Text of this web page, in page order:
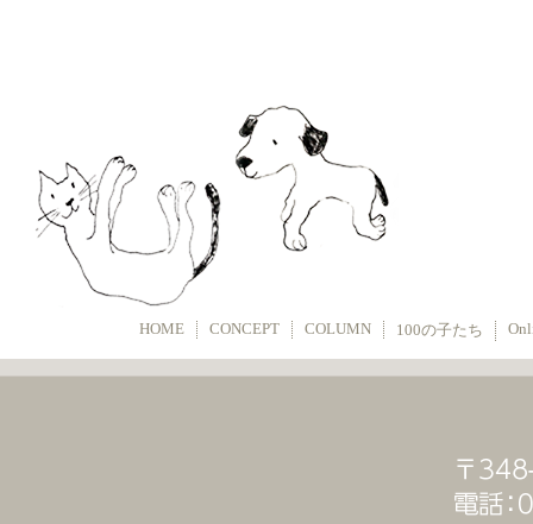
HOME CONCEPT COLUMN 100の子たち